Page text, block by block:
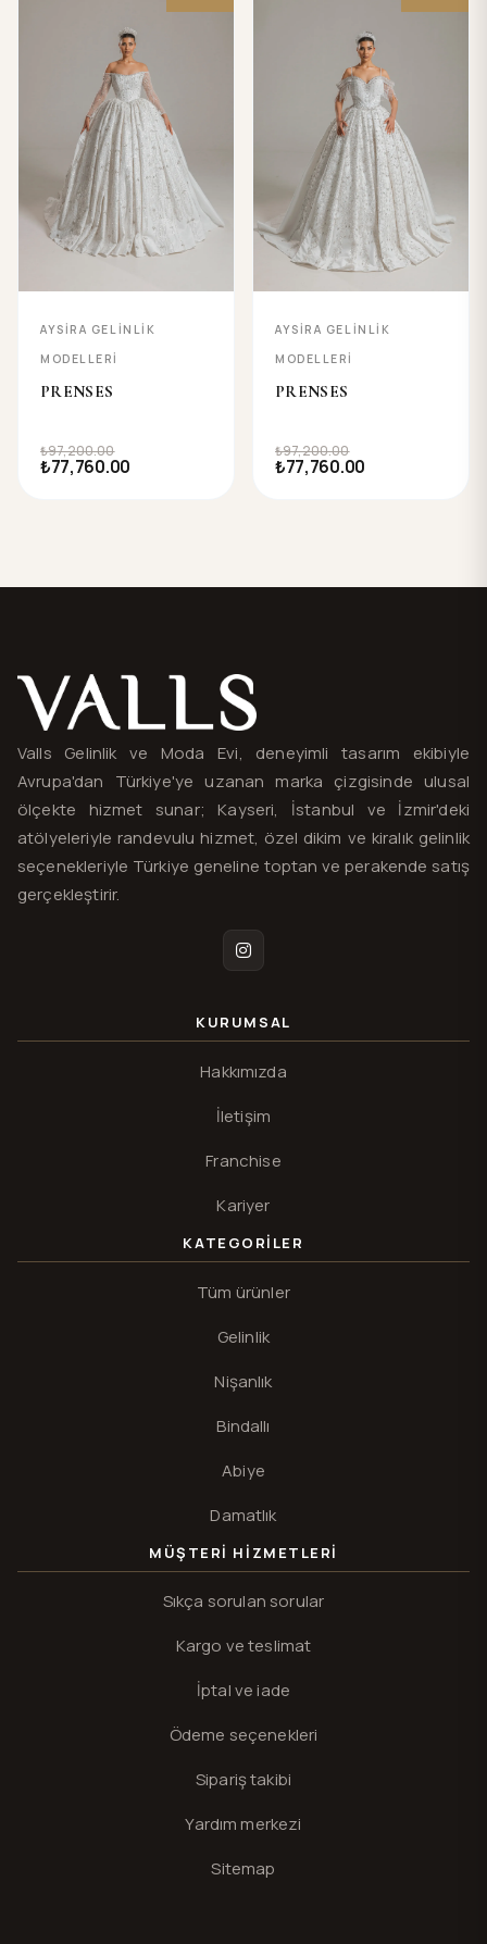
AYSIRA GELINLIK
MODELLERI
PRENSES
₺97,200.00
₺77,760.00
AYSIRA GELINLIK
MODELLERI
PRENSES
₺97,200.00
₺77,760.00
Valls® — site haritası ve iletişim
Valls Gelinlik ve Moda Evi, deneyimli tasarım ekibiyle
Avrupa'dan Türkiye'ye uzanan marka çizgisinde ulusal
ölçekte hizmet sunar; Kayseri, İstanbul ve İzmir'deki
atölyeleriyle randevulu hizmet, özel dikim ve kiralık gelinlik
seçenekleriyle Türkiye geneline toptan ve perakende satış
gerçekleştirir.
Instagram
KURUMSAL
Hakkımızda
İletişim
Franchise
Kariyer
KATEGORILER
Tüm ürünler
Gelinlik
Nişanlık
Bindallı
Abiye
Damatlık
MÜŞTERI HIZMETLERI
Sıkça sorulan sorular
Kargo ve teslimat
İptal ve iade
Ödeme seçenekleri
Sipariş takibi
Yardım merkezi
Sitemap